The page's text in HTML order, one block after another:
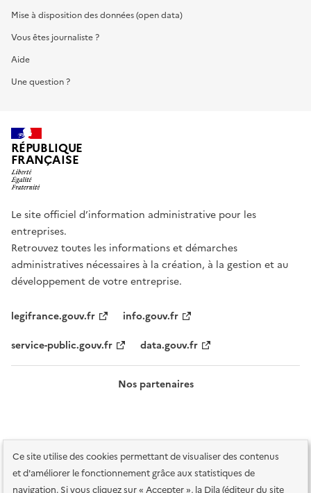
Ce site utilise des cookies permettant de visualiser des contenus
et d'améliorer le fonctionnement grâce aux statistiques de
navigation. Si vous cliquez sur « Accepter », la Dila (éditeur du site
Mise à disposition des données (open data)
Vous êtes journaliste ?
Aide
Une question ?
RÉPUBLIQUE
FRANÇAISE
Le site officiel d’information administrative pour les
entreprises.
Retrouvez toutes les informations et démarches
administratives nécessaires à la création, à la gestion et au
développement de votre entreprise.
legifrance.gouv.fr
info.gouv.fr
service-public.gouv.fr
data.gouv.fr
Nos partenaires